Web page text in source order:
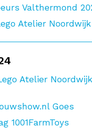
Valthermond
Atelier
Atelier
Goes
1001FarmToys